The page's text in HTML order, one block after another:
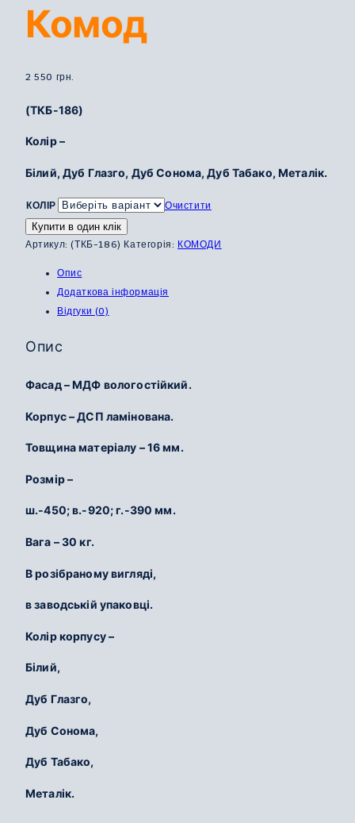
Комод
2 550 грн.
(ТКБ-186)
Колір –
Білий, Дуб Глазго, Дуб Сонома, Дуб Табако, Металік.
КОЛІР Очистити
Купити в один клік
Артикул:(ТКБ-186) Категорія: КОМОДИ
Опис
Додаткова інформація
Відгуки (0)
Опис
Фасад – МДФ вологостійкий.
Корпус – ДСП ламінована.
Товщина матеріалу – 16 мм.
Розмір –
ш.-450; в.-920; г.-390 мм.
Вага – 30 кг.
В розібраному вигляді,
в заводській упаковці.
Колір корпусу –
Білий,
Дуб Глазго,
Дуб Сонома,
Дуб Табако,
Металік.